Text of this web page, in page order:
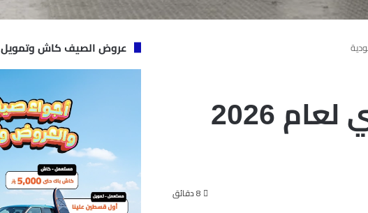
أفضل أنواع جيب ميتسوبيشي لعام 2026
عروض الصيف كاش وتمويل